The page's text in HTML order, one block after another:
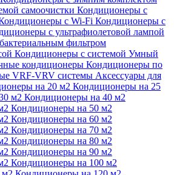
самоочистки Кондиционеры с
с Wi-Fi Кондиционеры с
с ультрафиолетовой лампой
фильтром
Кондиционеры с системой Умный
кондиционеры Кондиционеры по
VRF-VRV системы Аксессуары для
на 20 м2 Кондиционеры на 25
м2 Кондиционеры на 40 м2
Кондиционеры на 50 м2
Кондиционеры на 60 м2
Кондиционеры на 70 м2
Кондиционеры на 80 м2
Кондиционеры на 90 м2
Кондиционеры на 100 м2